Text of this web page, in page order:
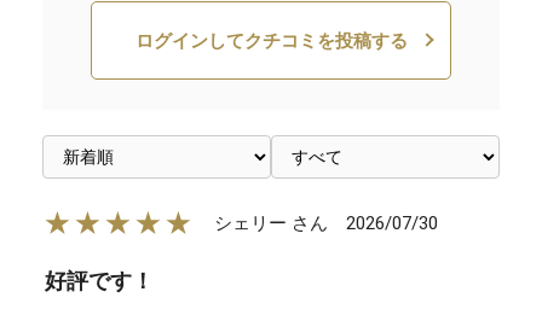
ログインしてクチコミを投稿する
★★★★★ シェリー さん 2026/07/30
好評です！